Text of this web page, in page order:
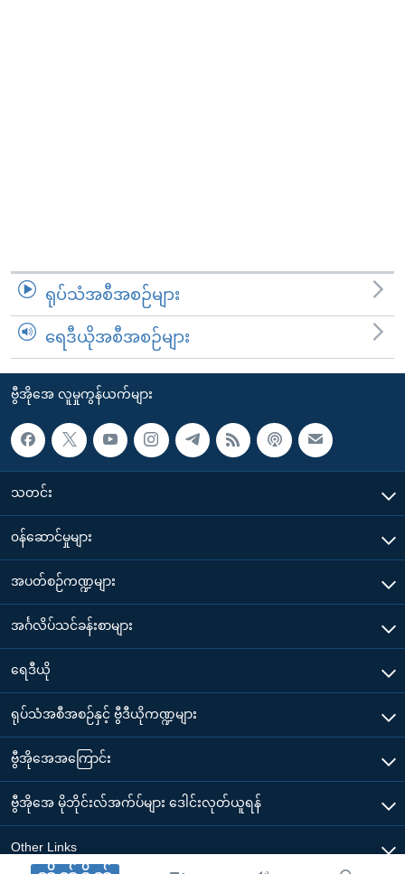
ရုပ်သံအစီအစဉ်များ
ရေဒီယိုအစီအစဉ်များ
ဗွီအိုအေ လူမှုကွန်ယက်များ
သတင်း
၀န်ဆောင်မှုများ
အပတ်စဉ်ကဏ္ဍများ
အင်္ဂလိပ်သင်ခန်းစာများ
ရေဒီယို
ရုပ်သံအစီအစဉ်နှင့် ဗွီဒီယိုကဏ္ဍများ
ဗွီအိုအေအကြောင်း
ဗွီအိုအေ မိုဘိုင်းလ်အက်ပ်များ ဒေါင်းလုတ်ယူရန်
Other Links